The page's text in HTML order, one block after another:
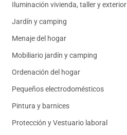
Iluminación vivienda, taller y exterior
Jardín y camping
Menaje del hogar
Mobiliario jardín y camping
Ordenación del hogar
Pequeños electrodomésticos
Pintura y barnices
Protección y Vestuario laboral